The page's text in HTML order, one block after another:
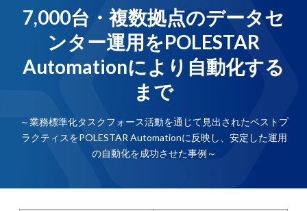
7,000台・複数拠点のデータセ
ンター運用をPOLESTAR
Automationにより自動化する
まで
～業務標準化タスクフォース活動を通じて見出されたベストプ
ラクティスをPOLESTAR Automationに反映し、安定した運用
の自動化を成功させた事例～